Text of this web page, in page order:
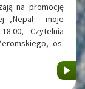
na promocję
„Nepal - moje
Czytelnia
os.